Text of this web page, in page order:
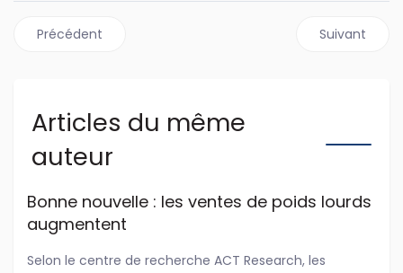
Article précédent : Ford arrête la production du F-150
Précédent Article
Suivant
Articles du même
auteur
Bonne nouvelle : les ventes de poids lourds
augmentent
Selon le centre de recherche ACT Research, les